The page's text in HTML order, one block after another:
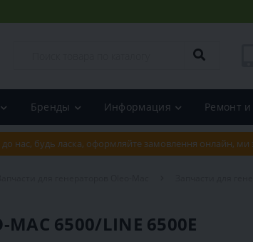
Бренды Информация Ремонт и
нас, будь ласка, оформляйте замовлення онлайн,
6500/LINE 6500E